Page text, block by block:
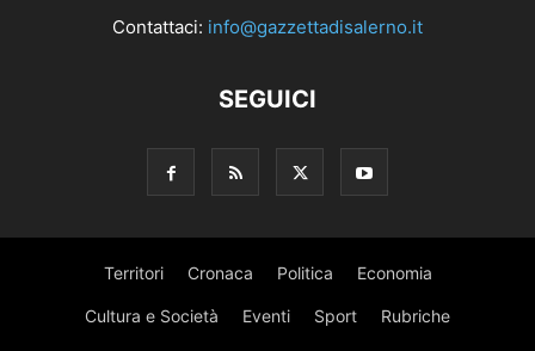
Contattaci: info@gazzettadisalerno.it
SEGUICI
Territori Cronaca Politica Economia
Cultura e Società Eventi Sport Rubriche